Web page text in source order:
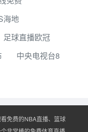
海地
足球直播欧冠
中央电视台8
免费的NBA直播、篮球